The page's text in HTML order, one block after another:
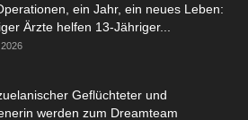
ein Jahr, ein neues Leben:
Ärzte helfen 13-Jähriger...
Geflüchteter und
werden zum Dreamteam